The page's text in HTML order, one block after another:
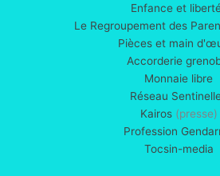
Enfance et
Le Regroupement des
Pièces et main
Accorderie
Monnaie libre
Réseau
Kairos(presse)
Profession
Tocsin-media